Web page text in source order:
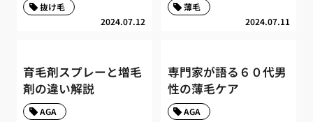
2024.07.12
抜け毛
2024.07.11
薄毛
育毛剤スプレーと増毛
剤の違い解説
AGA
専門家が語る６０代男
性の薄毛ケア
AGA